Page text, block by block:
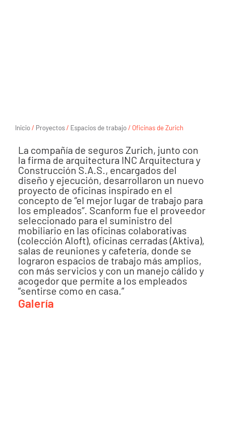
Inicio/ Proyectos/ Espacios de trabajo/ Oficinas de Zurich
La compañía de seguros Zurich, junto con
la firma de arquitectura INC Arquitectura y
Construcción S.A.S., encargados del
diseño y ejecución, desarrollaron un nuevo
proyecto de oficinas inspirado en el
concepto de “el mejor lugar de trabajo para
los empleados”. Scanform fue el proveedor
seleccionado para el suministro del
mobiliario en las oficinas colaborativas
(colección Aloft), oficinas cerradas (Aktiva),
salas de reuniones y cafetería, donde se
lograron espacios de trabajo más amplios,
con más servicios y con un manejo cálido y
acogedor que permite a los empleados
“sentirse como en casa.”
Galería